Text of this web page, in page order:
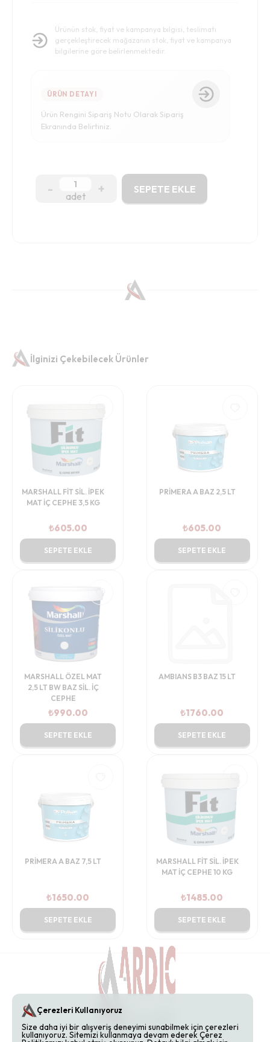
Ürünün stok, fiyat ve kampanya bilgisi, teslimatı
gerçekleştirecek mağazanın stok, fiyat ve kampanya
bilgilerine göre belirlenmektedir.
ÜRÜN DETAYI
Ürün Rengini Sipariş Notu Olarak Sipariş
Ekranında Belirtiniz.
- adet + SEPETE EKLE
İlginizi Çekebilecek Ürünler
MARSHALL FİT SİL. İPEK
MAT İÇ CEPHE 3,5 KG
₺605.00
SEPETE EKLE
PRİMERA A BAZ 2,5 LT
₺605.00
SEPETE EKLE
MARSHALL ÖZEL MAT
2,5 LT BW BAZ SİL. İÇ
CEPHE
₺990.00
SEPETE EKLE
AMBIANS B3 BAZ 15 LT
₺1760.00
SEPETE EKLE
PRİMERA A BAZ 7,5 LT
₺1650.00
SEPETE EKLE
MARSHALL FİT SİL. İPEK
MAT İÇ CEPHE 10 KG
₺1485.00
SEPETE EKLE
Çerezleri Kullanıyoruz
Size daha iyi bir alışveriş deneyimi sunabilmek için çerezleri
kullanıyoruz. Sitemizi kullanmaya devam ederek Çerez